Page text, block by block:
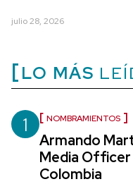
julio 28, 2026
LO MÁS
1 NOMBRAMIENTOS
Armando
Media Officer
Colombia